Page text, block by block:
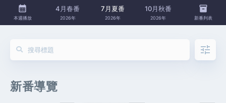
calendar_month
本週播放
4月春番
2026年
7月夏番
2026年
10月秋番
2026年
inventory_2
新番列表
tune
新番導覽